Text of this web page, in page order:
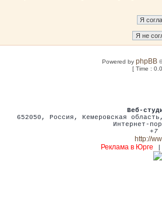
Powered byphpBB
[ Time :
Веб-
652050 ,Россия , Кемеровская
Интернет-
+7
http://
Реклама в Юрге